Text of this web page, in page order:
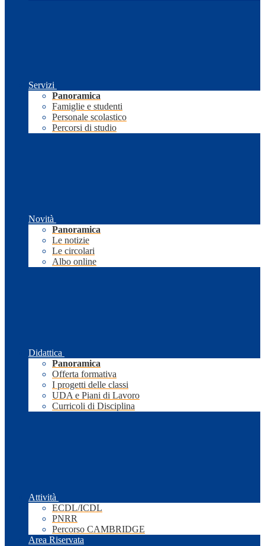
Servizi
Panoramica
Famiglie e studenti
Personale scolastico
Percorsi di studio
Novità
Panoramica
Le notizie
Le circolari
Albo online
Didattica
Panoramica
Offerta formativa
I progetti delle classi
UDA e Piani di Lavoro
Curricoli di Disciplina
Attività
ECDL/ICDL
PNRR
Percorso CAMBRIDGE
Area Riservata